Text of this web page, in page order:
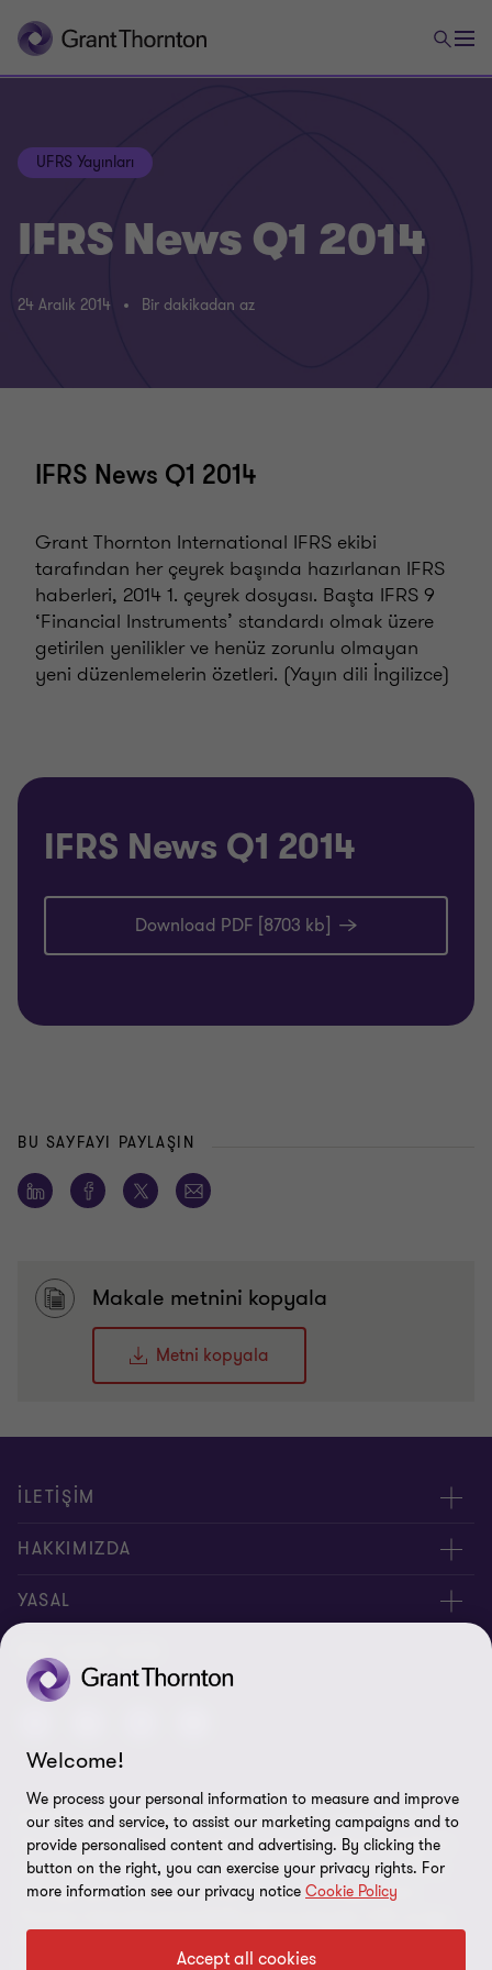
UFRS Yayınları
IFRS News Q1 2014
24 Aralık 2014 Bir dakikadan az
IFRS News Q1 2014
Grant Thornton International IFRS ekibi
tarafından her çeyrek başında hazırlanan IFRS
haberleri, 2014 1. çeyrek dosyası. Başta IFRS 9
‘Financial Instruments’ standardı olmak üzere
getirilen yenilikler ve henüz zorunlu olmayan
yeni düzenlemelerin özetleri. (Yayın dili İngilizce)
IFRS News Q1 2014
Download PDF [8703 kb]
BU SAYFAYI PAYLAŞIN
Makale metnini kopyala
Metni kopyala
İLETİŞİM
Yöneticilerimiz
Bizimle İletişime Geçin
HAKKIMIZDA
Hakkımızda
YASAL
Kişisel Verilerin Korunması Kanunu
Site Haritası
Çerez Tercihleri
BIZI TAKIP EDIN
© 2026 Grant Thornton Türkiye. Tüm hakları saklıdır. "Grant
Thornton", Grant Thornton üye firmalarının bağlı bulunduğu ve
çatısı altında denetim, vergi ve danışmanlık hizmetleri verdikleri
markaya işaret etmektedir. Grant Thornton Türkiye, Grant
kendi başlarına, bağımsız yasal kuruluşlardır. Hizmetler, üye
Welcome!
We process your personal information to measure and improve
our sites and service, to assist our marketing campaigns and to
provide personalised content and advertising. By clicking the
button on the right, you can exercise your privacy rights. For
more information see our privacy notice Cookie Policy
Accept all cookies